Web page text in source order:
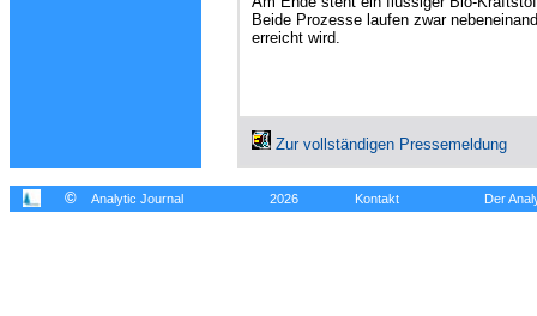
Beide Prozesse laufen zwar
erreicht wird.
Zur vollständigen Pressemeldung
© Analytic Journal 2026 Kontakt Der